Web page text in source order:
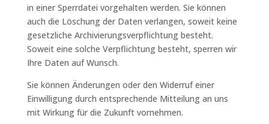
in einer Sperrdatei vorgehalten werden. Sie können
auch die Löschung der Daten verlangen, soweit keine
gesetzliche Archivierungsverpflichtung besteht.
Soweit eine solche Verpflichtung besteht, sperren wir
Ihre Daten auf Wunsch.
Sie können Änderungen oder den Widerruf einer
Einwilligung durch entsprechende Mitteilung an uns
mit Wirkung für die Zukunft vornehmen.